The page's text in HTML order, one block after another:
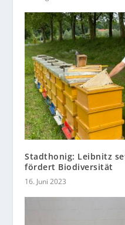
Stadthonig: Leibnitz
fördert Biodiversität
16. Juni 2023